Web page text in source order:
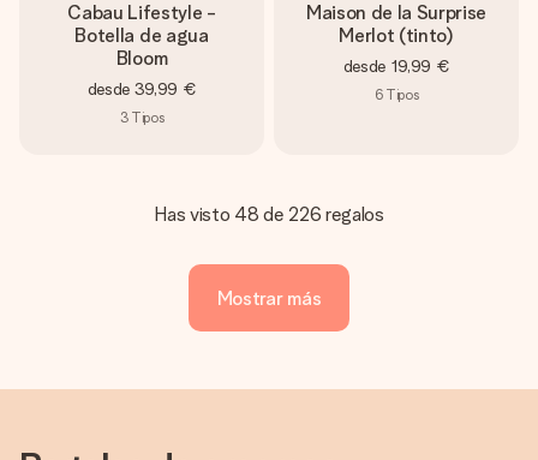
Cabau Lifestyle -
Botella de agua
Bloom
desde 39,99 €
3 Tipos
Maison de la Surprise
Merlot (tinto)
desde 19,99 €
6 Tipos
Has visto 48 de 226 regalos
Mostrar más